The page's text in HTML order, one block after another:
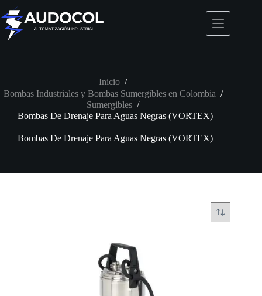
Saltar
al
contenido
Inicio /
Bombas Industriales y Bombas Sumergibles en Colombia /
Sumergibles /
Bombas De Drenaje Para Aguas Negras (VORTEX)
Bombas De Drenaje Para Aguas Negras (VORTEX)